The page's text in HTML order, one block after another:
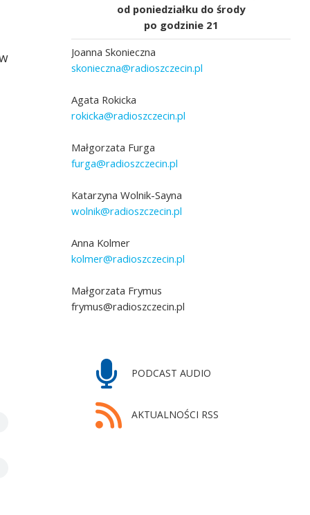
od poniedziałku do środy
po godzinie 21
Joanna Skonieczna
skonieczna@radioszczecin.pl
Agata Rokicka
rokicka@radioszczecin.pl
Małgorzata Furga
furga@radioszczecin.pl
Katarzyna Wolnik-Sayna
wolnik@radioszczecin.pl
Anna Kolmer
kolmer@radioszczecin.pl
Małgorzata Frymus
frymus@radioszczecin.pl
PODCAST AUDIO
AKTUALNOŚCI RSS